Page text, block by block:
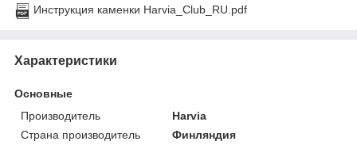
Инструкция каменки Harvia_Club_RU.pdf
Характеристики
Основные
Производитель
Harvia
Страна производитель
Финляндия